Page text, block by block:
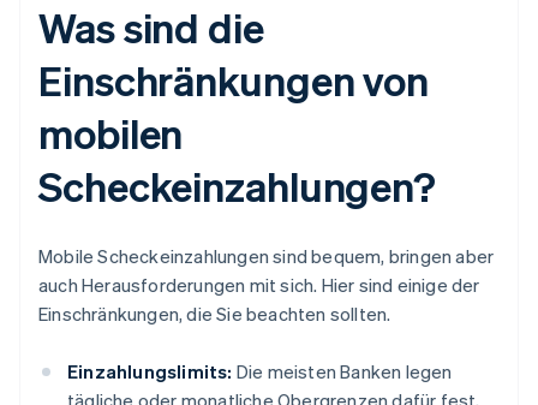
Was sind die
Einschränkungen von
mobilen
Scheckeinzahlungen?
Mobile Scheckeinzahlungen sind bequem, bringen aber
auch Herausforderungen mit sich. Hier sind einige der
Einschränkungen, die Sie beachten sollten.
Einzahlungslimits: Die meisten Banken legen